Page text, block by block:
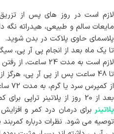
لازم است در روز های پس از
مایعات سالم و طبیعی، هیدراته
پلاسمای حاوی پلاکت در بدن شوید.
تا یک ماه بعد از انجام پی آر پی،
لازم است به مدت 24 ساعت، از رفتن به حمام خودداری کنید.
تا 48 ساعت پس از پی آر پی، هرگز از نوشیدنی های الکلی استفاده نکنید.
از کمپرس سرد یا گرم، به مدت 72 ساعت پس از تزریق استفاده نکنید.
بعد از 20 روز از پلاتینر تراپی برای کمر خود استفاده کنید.
پلاتینر برای درمان درد کمر و
توصیه می شود. نظرات درباره